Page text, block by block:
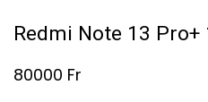
Redmi Note 13 Pro+
80000 Fr